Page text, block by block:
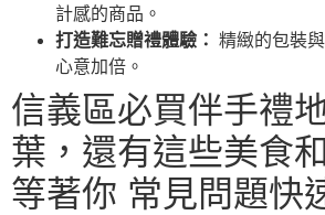
計感的商品。
打造難忘贈禮體驗： 精緻的包裝
心意加倍。
信義區必買伴手禮
葉，還有這些美食
等著你 常見問題快